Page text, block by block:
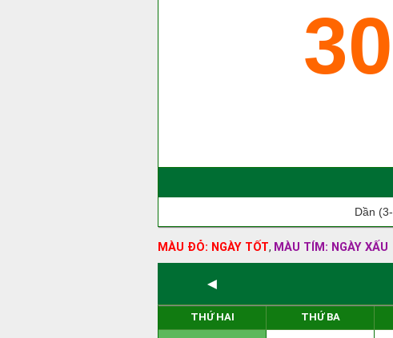
30
Dần
MÀU ĐỎ: NGÀY TỐT, MÀU TÍM: NGÀY XẤU
◄
THỨ HAI THỨ BA